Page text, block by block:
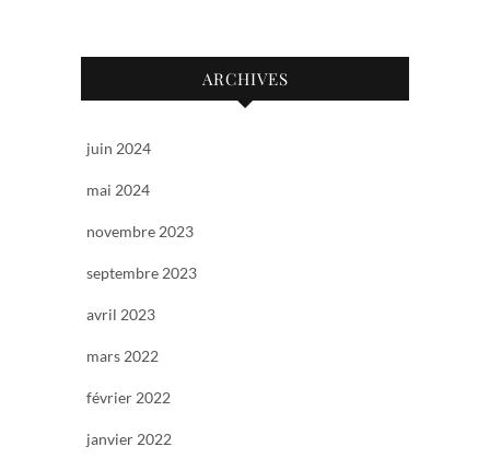
ARCHIVES
juin 2024
mai 2024
novembre 2023
septembre 2023
avril 2023
mars 2022
février 2022
janvier 2022